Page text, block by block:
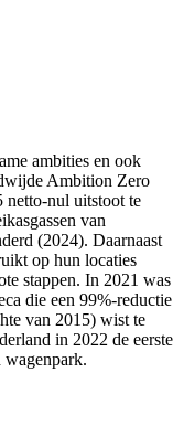
ambities en ook
Ambition Zero
netto-nul uitstoot te
van
(2024). Daarnaast
op hun locaties
stappen. In 2021 was
die een 99%-reductie
van 2015) wist te
in 2022 de eerste